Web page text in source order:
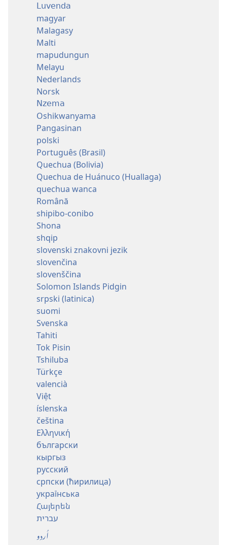
Luvenda
magyar
Malagasy
Malti
mapudungun
Melayu
Nederlands
Norsk
Nzema
Oshikwanyama
Pangasinan
polski
Português (Brasil)
Quechua (Bolivia)
Quechua de Huánuco (Huallaga)
quechua wanca
Română
shipibo-conibo
Shona
shqip
slovenski znakovni jezik
slovenčina
slovenščina
Solomon Islands Pidgin
srpski (latinica)
suomi
Svenska
Tahiti
Tok Pisin
Tshiluba
Türkçe
valencià
Việt
íslenska
čeština
Ελληνική
български
кыргыз
русский
српски (ћирилица)
українська
Հայերեն
עברית
اُردو